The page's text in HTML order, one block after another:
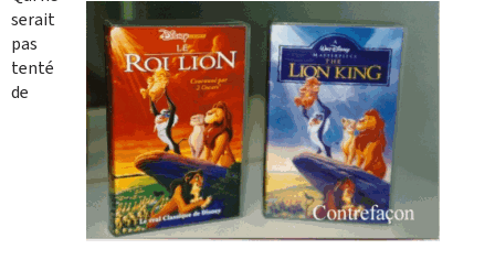
serait
pas
tenté
de